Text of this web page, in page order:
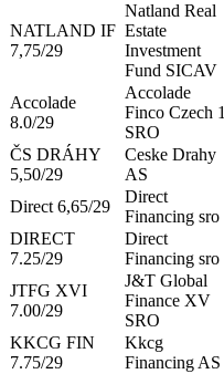
NATLAND IF
7,75/29
Natland Real
Estate
Investment
Fund SICAV
Accolade
8.0/29
Accolade
Finco Czech 1
SRO
ČS DRÁHY
5,50/29
Ceske Drahy
AS
Direct 6,65/29
Direct
Financing sro
DIRECT
7.25/29
Direct
Financing sro
JTFG XVI
7.00/29
J&T Global
Finance XV
SRO
KKCG FIN
7.75/29
Kkcg
Financing AS